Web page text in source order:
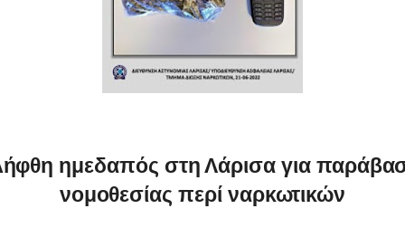
ημεδαπός στη Λάρισα για
νομοθεσίας περί ναρκωτικών